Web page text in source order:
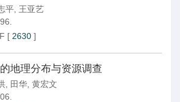
平 王亚艺
[ 2630 ]
地理分布与资源调查
田华 黄宏文